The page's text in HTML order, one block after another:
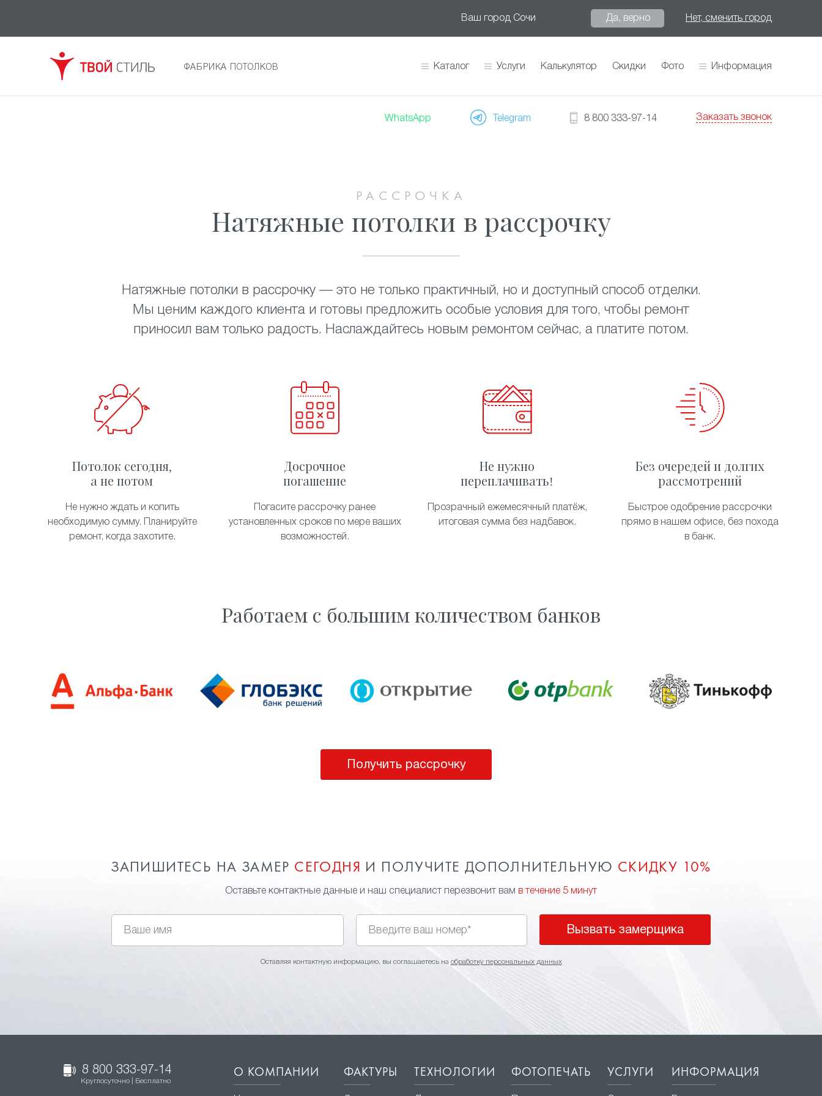
Ваш город Сочи Да, верно Нет, сменить город
ФАБРИКА ПОТОЛКОВ Каталог Услуги Калькулятор Скидки Фото Информация
WhatsApp Telegram 8 800 333-97-14 Заказать звонок
РАССРОЧКА
Натяжные потолки в рассрочку
Натяжные потолки в рассрочку — это не только практичный, но и доступный способ отделки.
Мы ценим каждого клиента и готовы предложить особые условия для того, чтобы ремонт
приносил вам только радость. Наслаждайтесь новым ремонтом сейчас, а платите потом.
Потолок сегодня,
а не потом
Не нужно ждать и копить
необходимую сумму. Планируйте
ремонт, когда захотите.
Досрочное
погашение
Погасите рассрочку ранее
установленных сроков по мере ваших
возможностей.
Не нужно
переплачивать!
Прозрачный ежемесячный платёж,
итоговая сумма без надбавок.
Без очередей и долгих
рассмотрений
Быстрое одобрение рассрочки
прямо в нашем офисе, без похода
в банк.
Работаем с большим количеством банков
Получить рассрочку
ЗАПИШИТЕСЬ НА ЗАМЕР СЕГОДНЯ И ПОЛУЧИТЕ ДОПОЛНИТЕЛЬНУЮ СКИДКУ 10%
Оставьте контактные данные и наш специалист перезвонит вам в течение 5 минут
Вызвать замерщика
Оставляя контактную информацию, вы соглашаетесь на обработку персональных данных
8 800 333-97-14
Круглосуточно | Бесплатно
О КОМПАНИИ ФАКТУРЫ ТЕХНОЛОГИИ ФОТОПЕЧАТЬ УСЛУГИ ИНФОРМАЦИЯ